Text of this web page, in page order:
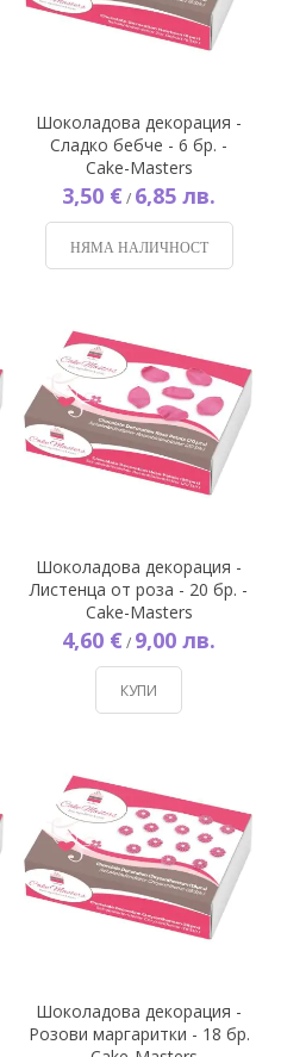
Шоколадова декорация -
Сладко бебче - 6 бр. -
Cake-Masters
3,50 € / 6,85 лв.
НЯМА НАЛИЧНОСТ
Шоколадова декорация -
Листенца от роза - 20 бр. -
Cake-Masters
4,60 € / 9,00 лв.
КУПИ
Шоколадова декорация -
Розови маргаритки - 18 бр.